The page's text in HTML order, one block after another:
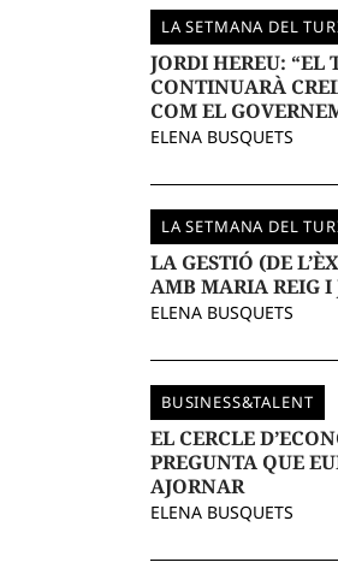
LA SETMANA DEL
JORDI HEREU: “EL
CONTINUARÀ
COM EL
ELENA BUSQUETS
LA SETMANA DEL
LA GESTIÓ (DE
AMB MARIA REIG I
ELENA BUSQUETS
BUSINESS&TALENT
EL CERCLE
PREGUNTA QUE
AJORNAR
ELENA BUSQUETS